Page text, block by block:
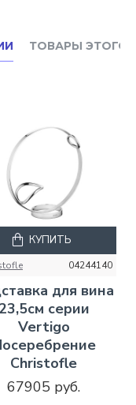
ТОВАРЫ ЭТОГО
04244140
для вина
23,5см серии
Vertigo
Christofle
67905 руб.
КУПИТЬ